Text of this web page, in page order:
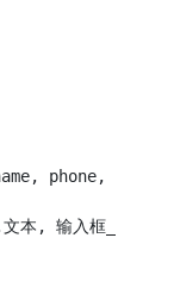
phone,